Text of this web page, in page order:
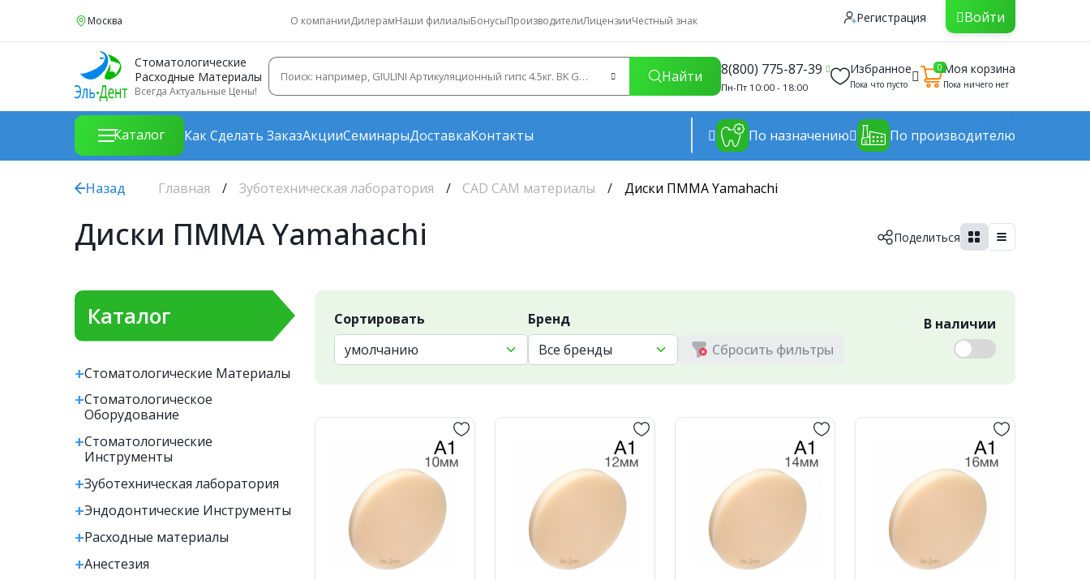
Москва О компанииДилерамНаши филиалыБонусыПроизводителиЛицензииЧестный знак Регистрация Войти
Стоматологические
Расходные Материалы
Всегда Актуальные Цены!
Найти 8(800) 775-87-39
Пн-Пт 10:00 - 18:00
Избранное
Пока что пусто
0Моя корзина
Пока ничего нет
Каталог Как Сделать ЗаказАкцииСеминарыДоставкаКонтакты По назначению По производителю
Назад Главная Зуботехническая лаборатория CAD CAM материалы Диски ПММА Yamahachi
Диски ПММА Yamahachi Поделиться
Каталог
Стоматологические Материалы
Стоматологическое
Оборудование
Стоматологические
Инструменты
Зуботехническая лаборатория
Эндодонтические Инструменты
Расходные материалы
Анестезия
Сортировать
Бренд
Сброситьфильтры
В наличии